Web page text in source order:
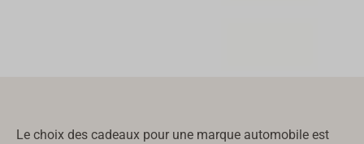
Le choix des cadeaux pour une marque automobile est